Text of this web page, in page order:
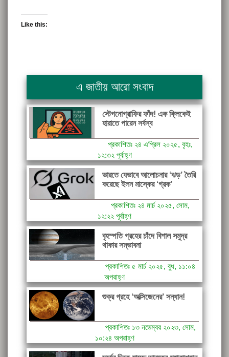
Like this:
এ জাতীয় আরো সংবাদ
স্টেগনোগ্রাফির ফাঁদ! এক ক্লিকেই
হারাতে পারেন সর্বস্ব
প্রকাশিতঃ ২৪ এপ্রিল ২০২৫, বৃহঃ,
১২:৩২ পূর্বাহ্ণ
ভারতে যেভাবে আলোচনার ‘ঝড়’ তৈরি
করেছে ইলন মাস্কের ‘গ্রক’
প্রকাশিতঃ ২৪ মার্চ ২০২৫, সোম,
১২:২২ পূর্বাহ্ণ
বৃহস্পতি গ্রহের চাঁদে বিশাল সমুদ্র
থাকার সম্ভাবনা
প্রকাশিতঃ ৫ মার্চ ২০২৫, বুধ, ১১:০৪
অপরাহ্ণ
শুক্র গ্রহে ‘অক্সিজেনের’ সন্ধান!
প্রকাশিতঃ ১৩ নভেম্বর ২০২৩, সোম,
১০:২৪ অপরাহ্ণ